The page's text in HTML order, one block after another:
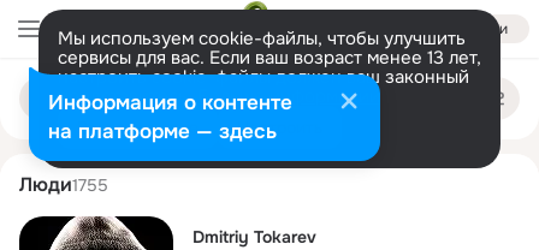
Войти
Мы используем cookie-файлы, чтобы улучшить
сервисы для вас. Если ваш возраст менее 13 лет,
настроить cookie-файлы должен ваш законный
представитель. Больше информации
Разрешить все Настроить
Поиск
людям
dmitriy tokarev
Люди1755
Dmitriy Tokarev
Информация о контенте
на платформе — здесь